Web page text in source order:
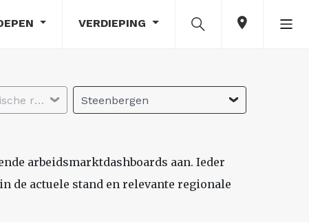
VERDIEPING
Selecteer economische regio Steenbergen
arbeidsmarktdashboards aan. Ieder
de actuele stand en relevante regionale